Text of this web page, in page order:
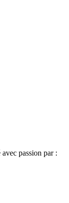
passion par :